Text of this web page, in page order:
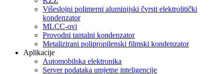
Višeslojni polimerni aluminijski čvrsti elektrolitički
kondenzator
MLCC-ovi
Provodni tantalni kondenzator
Metalizirani polipropilenski filmski kondenzator
Aplikacije
Automobilska elektronika
Server podataka umjetne inteligencije